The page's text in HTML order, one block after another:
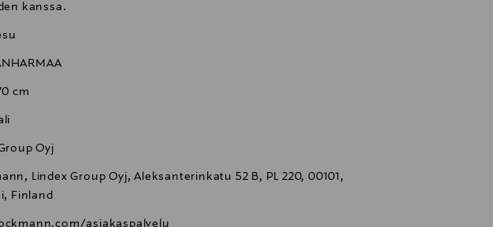
kanssa.
cm
Oyj
Lindex Group Oyj, Aleksanterinkatu 52 B, PL 220, 00101,
Finland
asiakaspalvelu